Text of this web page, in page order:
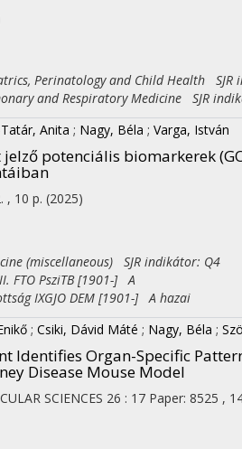
Perinatology and Child Health SJR
and Respiratory Medicine SJR
Anita ; Nagy, Béla ; Varga, István
potenciális biomarkerek
, 10 p. (2025)
(miscellaneous) SJR indikátor: Q4
FTO PsziTB [1901-] A
IXGJO DEM [1901-] A hazai
; Csiki, Dávid Máté ; Nagy, Béla ;
Identifies Organ-Specific
Disease Mouse Model
SCIENCES 26 : 17 Paper: 8525 ,